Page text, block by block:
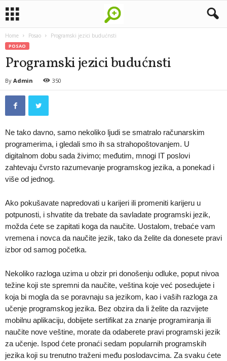
Home Posao Programski jezici budućnsti
POSAO
Programski jezici budućnsti
By Admin 350
Ne tako davno, samo nekoliko ljudi se smatralo računarskim
programerima, i gledali smo ih sa strahopoštovanjem. U
digitalnom dobu sada živimo; međutim, mnogi IT poslovi
zahtevaju čvrsto razumevanje programskog jezika, a ponekad i
više od jednog.
Ako pokušavate napredovati u karijeri ili promeniti karijeru u
potpunosti, i shvatite da trebate da savladate programski jezik,
možda ćete se zapitati koga da naučite. Uostalom, trebaće vam
vremena i novca da naučite jezik, tako da želite da donesete pravi
izbor od samog početka.
Nekoliko razloga uzima u obzir pri donošenju odluke, poput nivoa
težine koji ste spremni da naučite, veština koje već posedujete i
koja bi mogla da se poravnaju sa jezikom, kao i vaših razloga za
učenje programskog jezika. Bez obzira da li želite da razvijete
mobilnu aplikaciju, dobijete sertifikat za znanje programiranja ili
naučite nove veštine, morate da odaberete pravi programski jezik
za učenje. Ispod ćete pronaći sedam popularnih programskih
jezika koji su trenutno traženi među poslodavcima. Za svaku ćete